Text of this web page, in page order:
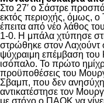
Στο 27′ ο Σάστρε
εκτός περιοχής, όμως, ο
έπειτα από νέο λάθος
1-0. Η μπάλα χτύπησε
στρώθηκε στον Λαχούντ
ψύχραιμη επέμβαση του
ισόπαλο. Το πρώτο
προϋποθέσεις του
Σβαμπ, που δεν
αντικατέστησε τον
με στόχο ο ΠΑΟΚ να